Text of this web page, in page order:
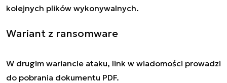
kolejnych plików wykonywalnych.
Wariant z ransomware
W drugim wariancie ataku, link w wiadomości prowadzi
do pobrania dokumentu PDF.